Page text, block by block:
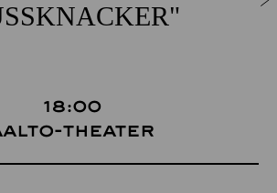
18:00
Theater